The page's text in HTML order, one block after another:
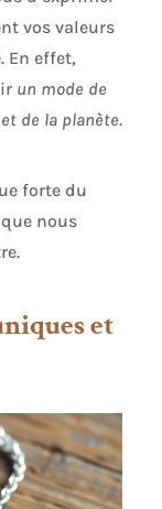
vos valeurs
En effet,
un mode de
de la planète.
forte du
nous
et